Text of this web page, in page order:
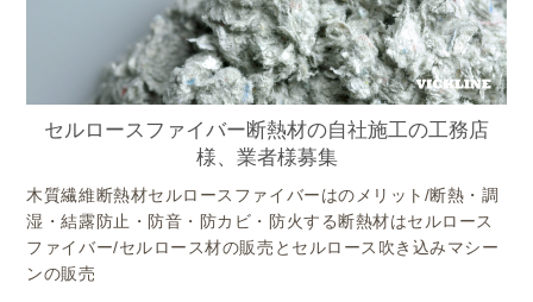
セルロースファイバー断熱材の自社施工の工務店
様、業者様募集
木質繊維断熱材セルロースファイバーはのメリット/断熱・調
湿・結露防止・防音・防カビ・防火する断熱材はセルロース
ファイバー/セルロース材の販売とセルロース吹き込みマシー
ンの販売